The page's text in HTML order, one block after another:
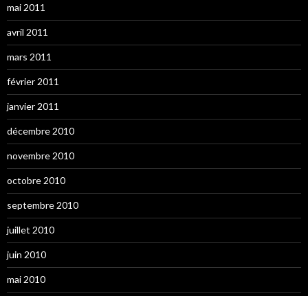
mai 2011
avril 2011
mars 2011
février 2011
janvier 2011
décembre 2010
novembre 2010
octobre 2010
septembre 2010
juillet 2010
juin 2010
mai 2010